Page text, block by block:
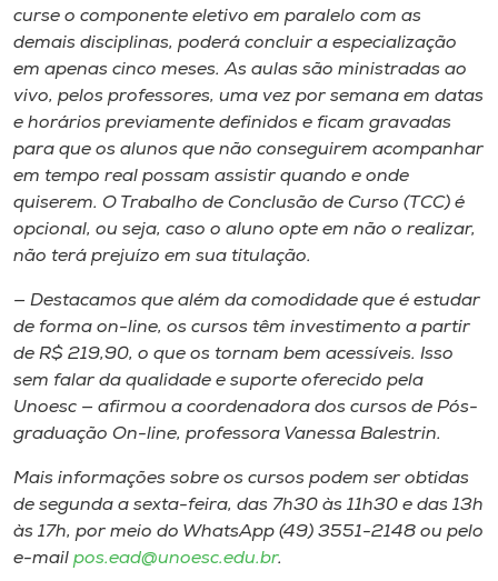
Museu
Unoesc
Store
Selecione
o idioma
A+
A-
curse o componente eletivo em paralelo com as
demais disciplinas, poderá concluir a especialização
em apenas cinco meses. As aulas são ministradas ao
vivo, pelos professores, uma vez por semana em datas
e horários previamente definidos e ficam gravadas
para que os alunos que não conseguirem acompanhar
em tempo real possam assistir quando e onde
quiserem. O Trabalho de Conclusão de Curso (TCC) é
opcional, ou seja, caso o aluno opte em não o realizar,
não terá prejuízo em sua titulação.
— Destacamos que além da comodidade que é estudar
de forma on-line, os cursos têm investimento a partir
de R$ 219,90, o que os tornam bem acessíveis. Isso
sem falar da qualidade e suporte oferecido pela
Unoesc — afirmou a coordenadora dos cursos de Pós-
graduação On-line, professora Vanessa Balestrin.
Mais informações sobre os cursos podem ser obtidas
de segunda a sexta-feira, das 7h30 às 11h30 e das 13h
às 17h, por meio do WhatsApp (49) 3551-2148 ou pelo
e-mail pos.ead@unoesc.edu.br.